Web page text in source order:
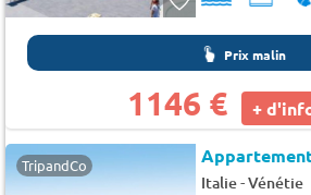
Prix malin
1146 € +
TripandCo
Italie-Vénétie